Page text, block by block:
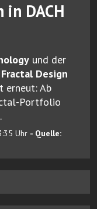
DACH
und der
Fractal Design
erneut: Ab
Portfolio
Uhr - Quelle: